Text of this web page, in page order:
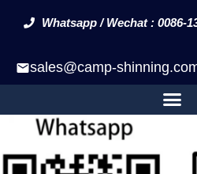
Whatsapp / Wechat : 0086-
sales@camp-